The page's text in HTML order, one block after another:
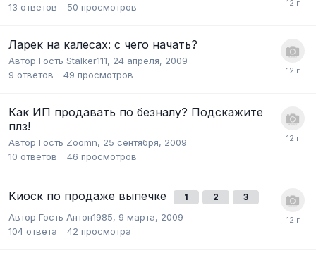
13 ответов 50 просмотров
Ларек на калесах: с чего начать?
Автор Гость Stalker111, 24 апреля, 2009
9 ответов 49 просмотров
Как ИП продавать по безналу? Подскажите
плз!
Автор Гость Zoomn, 25 сентября, 2009
10 ответов 46 просмотров
Киоск по продаже выпечке 1 2 3
Автор Гость Антон1985, 9 марта, 2009
104 ответа 42 просмотра